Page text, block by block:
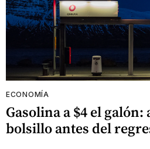
ECONOMÍA
Gasolina a $4 el galón:
bolsillo antes del